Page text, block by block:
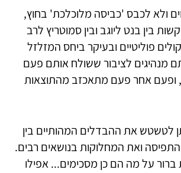
ולא לכבס 'כביסה מלוכלכת' בחוץ,
בין בנט ליוגב ובין סמוטריץ לרב
פוליטיים ובעיקר ביחס המזלזל
מנהיגים לציבור ששולח אותם פעם
אחר פעם מתאכזב מהתוצאות
לטשטש את ההבדלים המהותיים בין
ואת המחלוקות בנושאים רבים.
על מה הם כן מסכימים... אפילו